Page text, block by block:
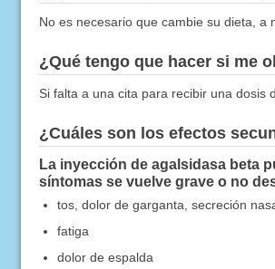
No es necesario que cambie su dieta, a
¿Qué tengo que hacer si me
Si falta a una cita para recibir una dosis
¿Cuáles son los efectos
La inyección de agalsidasa beta
síntomas se vuelve grave o no
tos, dolor de garganta, secreción
fatiga
dolor de espalda